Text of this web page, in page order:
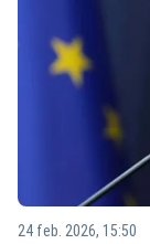
24 feb. 2026, 15:50